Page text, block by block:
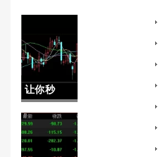
让你秒
懂！国内
期货交易